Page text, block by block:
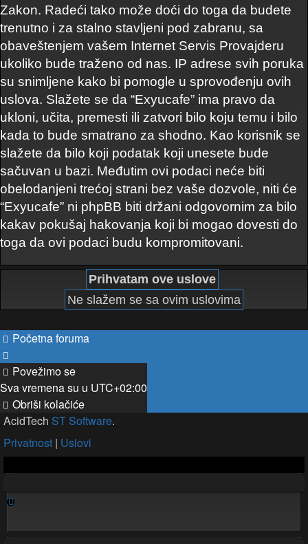
Zakon. Radeći tako može doći do toga da budete
trenutno i za stalno stavljeni pod zabranu, sa
obaveštenjem vašem Internet Servis Provajderu
ukoliko bude traženo od nas. IP adrese svih poruka
su snimljene kako bi pomogle u sprovođenju ovih
uslova. Slažete se da “Exyucafe” ima pravo da
ukloni, učita, premesti ili zatvori bilo koju temu i bilo
kada to bude smatrano za shodno. Kao korisnik se
slažete da bilo koji podatak koji unesete bude
sačuvan u bazi. Međutim ovi podaci neće biti
obelodanjeni trećoj strani bez vaše dozvole, niti će
“Exyucafe” ni phpBB biti držani odgovornim za bilo
kakav pokušaj hakovanja koji bi mogao dovesti do
toga da ovi podaci budu kompromitovani.
Početna foruma
Povežimo se
Sva vremena su u UTC+02:00
Obriši kolačiće
AcidTech ST Software.
Privatnost | Uslovi